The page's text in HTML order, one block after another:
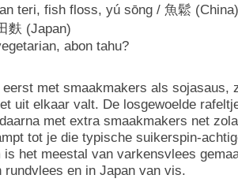
fish floss, yú sōng / 魚鬆
麩 (Japan)
abon tahu?
met smaakmakers als sojasaus,
uit elkaar valt. De losgewoelde
met extra smaakmakers net
tot je die typische suikerspin-
is het meestal van varkensvlees
rundvlees en in Japan van vis.